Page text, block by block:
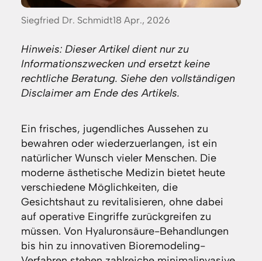
Posted
Siegfried Dr. Schmidt18 Apr., 2026
Hinweis: Dieser Artikel dient nur zu
Informationszwecken und ersetzt keine
rechtliche Beratung. Siehe den vollständigen
Disclaimer am Ende des Artikels.
Ein frisches, jugendliches Aussehen zu
bewahren oder wiederzuerlangen, ist ein
natürlicher Wunsch vieler Menschen. Die
moderne ästhetische Medizin bietet heute
verschiedene Möglichkeiten, die
Gesichtshaut zu revitalisieren, ohne dabei
auf operative Eingriffe zurückgreifen zu
müssen. Von Hyaluronsäure-Behandlungen
bis hin zu innovativen Bioremodeling-